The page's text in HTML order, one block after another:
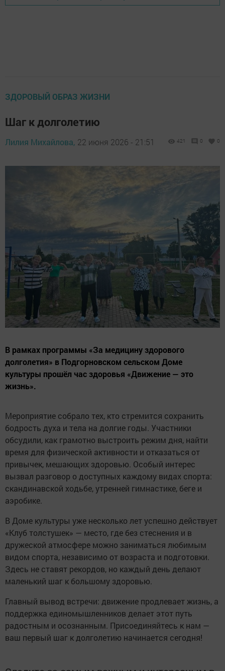
ЗДОРОВЫЙ ОБРАЗ ЖИЗНИ
Шаг к долголетию
Лилия Михайлова, 22 июня 2026 - 21:51 421 0 0
В рамках программы «За медицину здорового
долголетия» в Подгорновском сельском Доме
культуры прошёл час здоровья «Движение — это
жизнь».
Мероприятие собрало тех, кто стремится сохранить
бодрость духа и тела на долгие годы. Участники
обсудили, как грамотно выстроить режим дня, найти
время для физической активности и отказаться от
привычек, мешающих здоровью. Особый интерес
вызвал разговор о доступных каждому видах спорта:
скандинавской ходьбе, утренней гимнастике, беге и
аэробике.
В Доме культуры уже несколько лет успешно действует
«Клуб толстушек» — место, где без стеснения и в
дружеской атмосфере можно заниматься любимым
видом спорта, независимо от возраста и подготовки.
Здесь не ставят рекордов, но каждый день делают
маленький шаг к большому здоровью.
Главный вывод встречи: движение продлевает жизнь, а
поддержка единомышленников делает этот путь
радостным и осознанным. Присоединяйтесь к нам —
ваш первый шаг к долголетию начинается сегодня!